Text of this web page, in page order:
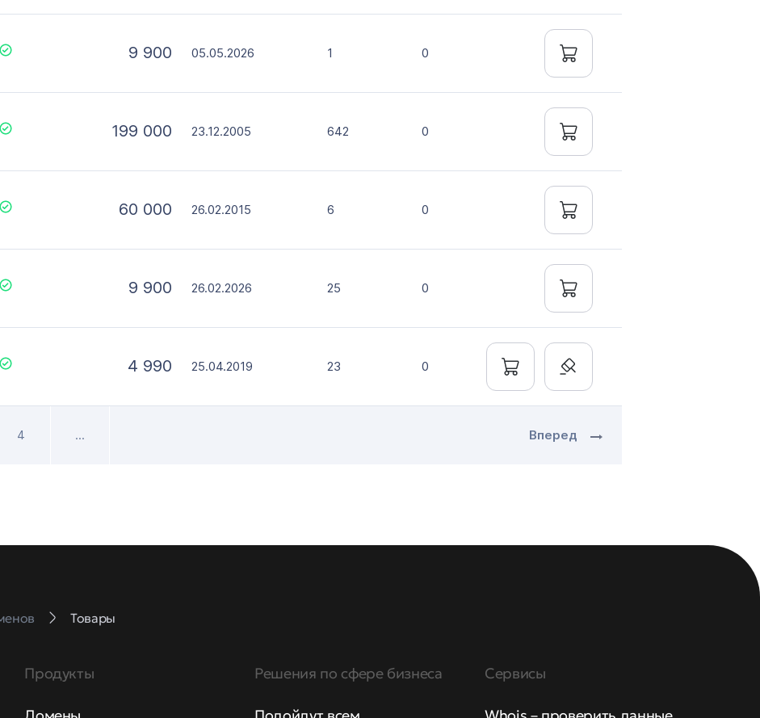
9 900 05.05.2026 1 0
199 000 23.12.2005 642 0
60 000 26.02.2015 6 0
9 900 26.02.2026 25 0
4 990 25.04.2019 23 0
4 ... Вперед
Товары
Продукты Решения по сфере бизнеса Сервисы